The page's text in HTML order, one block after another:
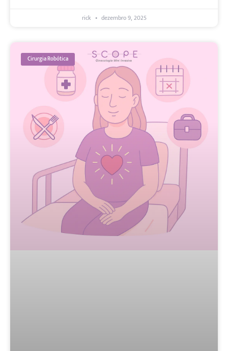
rick dezembro 9, 2025
Cirurgia Robótica